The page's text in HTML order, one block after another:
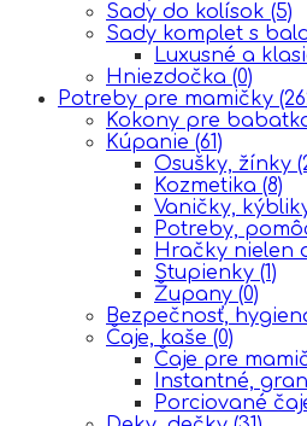
Sady do kolísok (5)
Sady komplet s
Luxusné a
Hniezdočka (0)
Potreby pre mamičky
Kokony pre
Kúpanie (61)
Osušky, žínky
Kozmetika (8)
Vaničky,
Potreby,
Hračky nielen
Stupienky (1)
Župany (0)
Bezpečnosť,
Čaje, kaše (0)
Čaje pre
Instantné,
Porciované